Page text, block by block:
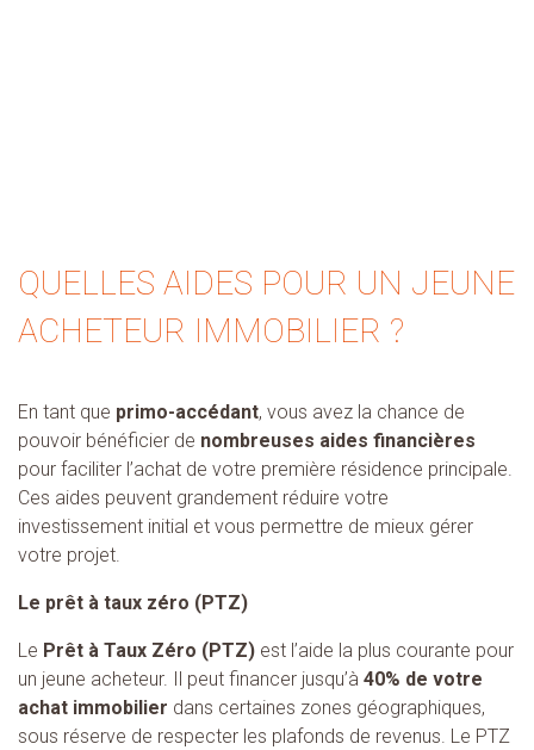
QUELLES AIDES POUR UN JEUNE
ACHETEUR IMMOBILIER ?
En tant que primo-accédant, vous avez la chance de
pouvoir bénéficier de nombreuses aides financières
pour faciliter l’achat de votre première résidence principale.
Ces aides peuvent grandement réduire votre
investissement initial et vous permettre de mieux gérer
votre projet.
Le prêt à taux zéro (PTZ)
Le Prêt à Taux Zéro (PTZ) est l’aide la plus courante pour
un jeune acheteur. Il peut financer jusqu’à 40% de votre
achat immobilier dans certaines zones géographiques,
sous réserve de respecter les plafonds de revenus. Le PTZ